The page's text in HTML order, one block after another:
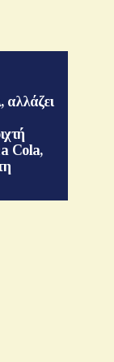
αλλάζει
Cola,